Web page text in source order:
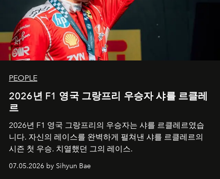
PEOPLE
2026년 F1 영국 그랑프리 우승자 샤를 르클레
르
2026년 F1 영국 그랑프리의 우승자는 샤를 르클레르였습
니다. 자신의 레이스를 완벽하게 펼쳐낸 샤를 르클레르의
시즌 첫 우승. 치열했던 그의 레이스.
07.05.2026 by Sihyun Bae